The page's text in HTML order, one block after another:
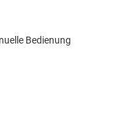
Bedienung